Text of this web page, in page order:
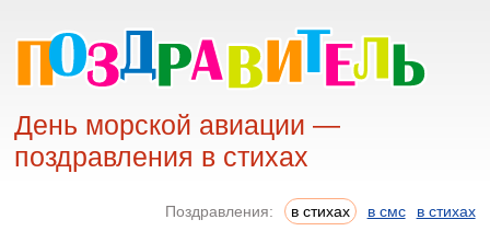
День морской авиации —
поздравления в стихах
Поздравления: в стихах в смс в стихах